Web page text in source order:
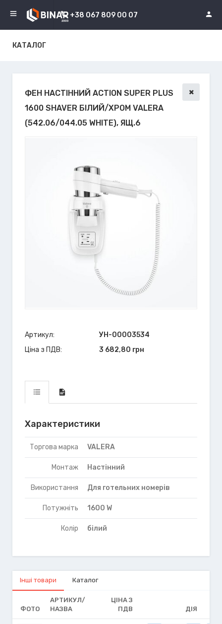
+38 067 809 00 07
КАТАЛОГ
ФЕН НАСТІННИЙ ACTION SUPER PLUS
1600 SHAVER БІЛИЙ/ХРОМ VALERA
(542.06/044.05 WHITE), ЯЩ.6
Артикул:
УН-00003534
Ціна з ПДВ:
3 682,80 грн
Характеристики
Торгова марка VALERA
Монтаж Настінний
Використання Для готельних номерів
Потужніть 1600 W
Колір білий
Інші товари Каталог
ФОТО
АРТИКУЛ/
НАЗВА
ЦІНА З
ПДВ
ДІЯ